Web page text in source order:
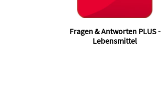
Fragen & Antworten PLUS -
Lebensmittel